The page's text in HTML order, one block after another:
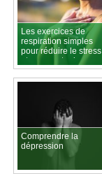
Les exercices de
respiration simples
pour réduire le stress
et augmenter la
concentration
Comprendre la
dépression